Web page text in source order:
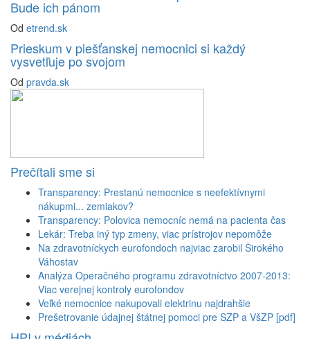
Bude ich pánom
Od etrend.sk
Prieskum v piešťanskej nemocnici si každý
vysvetľuje po svojom
Od pravda.sk
Prečítali sme si
Transparency: Prestanú nemocnice s neefektívnymi
nákupmi... zemiakov?
Transparency: Polovica nemocníc nemá na pacienta čas
Lekár: Treba iný typ zmeny, viac prístrojov nepomôže
Na zdravotníckych eurofondoch najviac zarobil Širokého
Váhostav
Analýza Operačného programu zdravotníctvo 2007-2013:
Viac verejnej kontroly eurofondov
Veľké nemocnice nakupovali elektrinu najdrahšie
Prešetrovanie údajnej štátnej pomoci pre SZP a VšZP [pdf]